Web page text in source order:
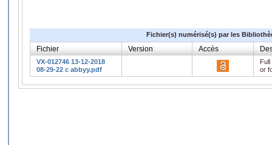
Fichier(s) numérisé(s) par les
Fichier Version Accès
VX-012746 13-12-2018
08-29-22 c abbyy.pdf
or